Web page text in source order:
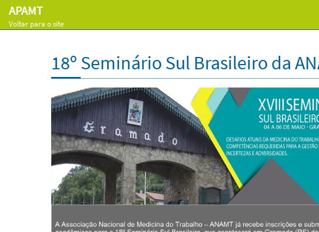
APAMT
Voltar para o site
18º Seminário Sul Brasileiro da